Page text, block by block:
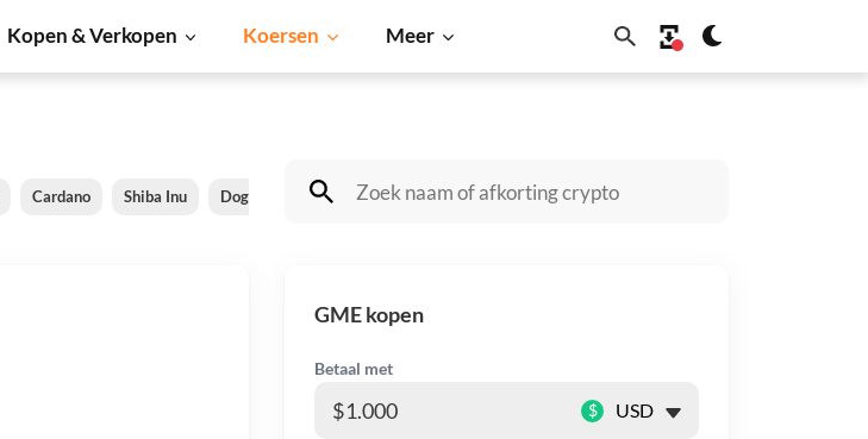
Kopen & Verkopen Koersen Meer
Cardano Shiba Inu Dogecoin Solana BNB
GME kopen
Betaal met
$